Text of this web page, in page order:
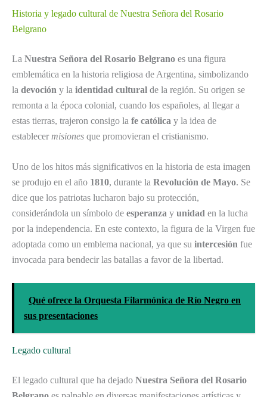
Historia y legado cultural de Nuestra Señora del Rosario
Belgrano
La Nuestra Señora del Rosario Belgrano es una figura
emblemática en la historia religiosa de Argentina, simbolizando
la devoción y la identidad cultural de la región. Su origen se
remonta a la época colonial, cuando los españoles, al llegar a
estas tierras, trajeron consigo la fe católica y la idea de
establecer misiones que promovieran el cristianismo.
Uno de los hitos más significativos en la historia de esta imagen
se produjo en el año 1810, durante la Revolución de Mayo. Se
dice que los patriotas lucharon bajo su protección,
considerándola un símbolo de esperanza y unidad en la lucha
por la independencia. En este contexto, la figura de la Virgen fue
adoptada como un emblema nacional, ya que su intercesión fue
invocada para bendecir las batallas a favor de la libertad.
Qué ofrece la Orquesta Filarmónica de Río Negro en
sus presentaciones
Legado cultural
El legado cultural que ha dejado Nuestra Señora del Rosario